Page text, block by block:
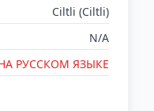
Ciltli (Ciltli)
N/A
РУССКОМ ЯЗЫКЕ